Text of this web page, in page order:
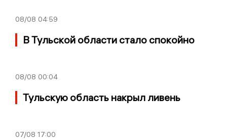
08/08 04:59
В Тульской области стало спокойно
08/08 00:04
Тульскую область накрыл ливень
07/08 17:00